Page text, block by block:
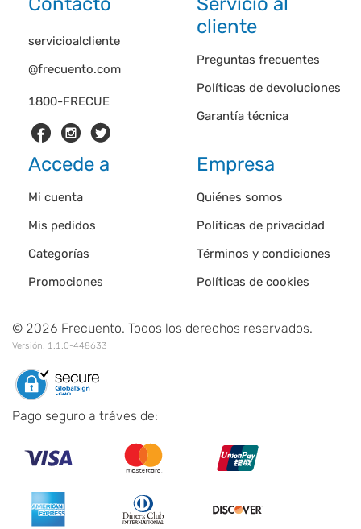
1800-FRECUE
servicioalcliente
@frecuento.com
cliente
Preguntas frecuentes
Políticas de devoluciones
Garantía técnica
Accede a
Mi cuenta
Mis pedidos
Categorías
Promociones
Empresa
Quiénes somos
Políticas de privacidad
Términos y condiciones
Políticas de cookies
© 2026 Frecuento. Todos los derechos reservados.
Versión: 1.1.0-448633
Pago seguro a tráves de: